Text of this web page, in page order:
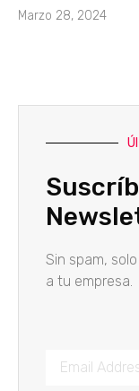
Marzo 28, 2024
Sin spam,
a tu empresa.